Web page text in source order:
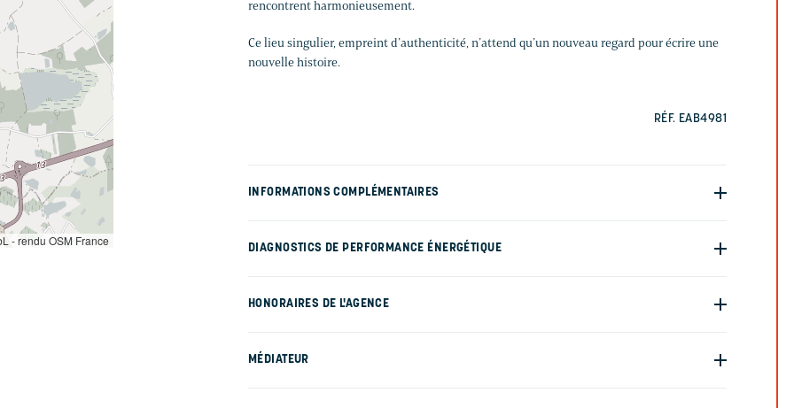
rencontrent harmonieusement.
Ce lieu singulier, empreint d’authenticité, n’attend qu’un nouveau regard pour écrire une
nouvelle histoire.
RÉF. EAB4981
INFORMATIONS COMPLÉMENTAIRES
DIAGNOSTICS DE PERFORMANCE ÉNERGÉTIQUE
HONORAIRES DE L'AGENCE
MÉDIATEUR
- rendu OSM France